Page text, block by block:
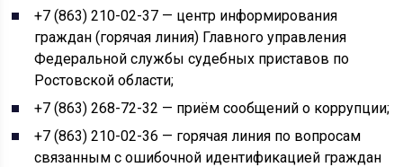
+7 (863) 210-02-37 — центр информирования
граждан (горячая линия) Главного управления
Федеральной службы судебных приставов по
Ростовской области;
+7 (863) 268-72-32 — приём сообщений о коррупции;
+7 (863) 210-02-36 — горячая линия по вопросам
связанным с ошибочной идентификацией граждан